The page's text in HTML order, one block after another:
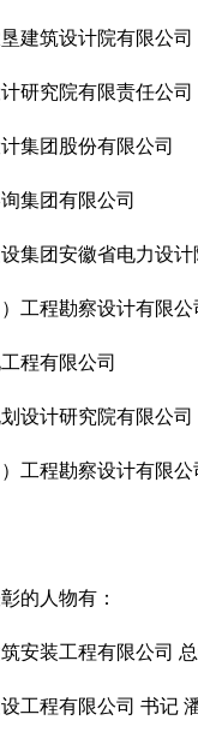
建筑设计院有限公司
研究院有限责任公司
集团股份有限公司
集团有限公司
集团安徽省电力设计
工程勘察设计有限公
程有限公司
设计研究院有限公司
工程勘察设计有限公
的人物有：
安装工程有限公司
工程有限公司 书记